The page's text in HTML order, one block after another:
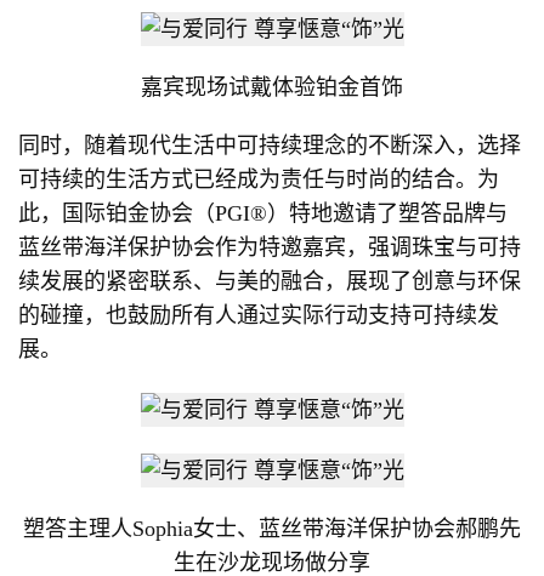
嘉宾现场试戴体验铂金首饰
同时，随着现代生活中可持续理念的不断深入，选择
可持续的生活方式已经成为责任与时尚的结合。为
此，国际铂金协会（PGI®）特地邀请了塑答品牌与
蓝丝带海洋保护协会作为特邀嘉宾，强调珠宝与可持
续发展的紧密联系、与美的融合，展现了创意与环保
的碰撞，也鼓励所有人通过实际行动支持可持续发
展。
塑答主理人Sophia女士、蓝丝带海洋保护协会郝鹏先
生在沙龙现场做分享